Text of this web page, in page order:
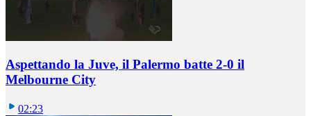
Aspettando la Juve, il Palermo batte 2-0 il
Melbourne City
02:23